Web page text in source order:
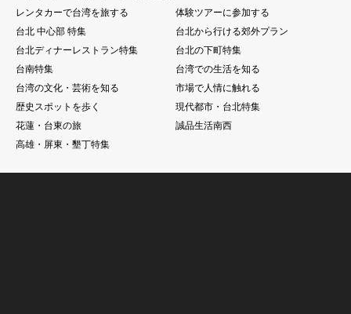
レンタカーで台湾を旅する
体験ツアーに参加する
台北 中心部 特集
台北から行ける郊外プラン
台北ディナーレストラン特集
台北の下町特集
台南特集
台湾での生活を知る
台湾の文化・芸術を知る
市場で人情に触れる
歴史スポットを歩く
現代都市・台北特集
花蓮・台東の旅
誠品生活南西
高雄・屏東・墾丁特集